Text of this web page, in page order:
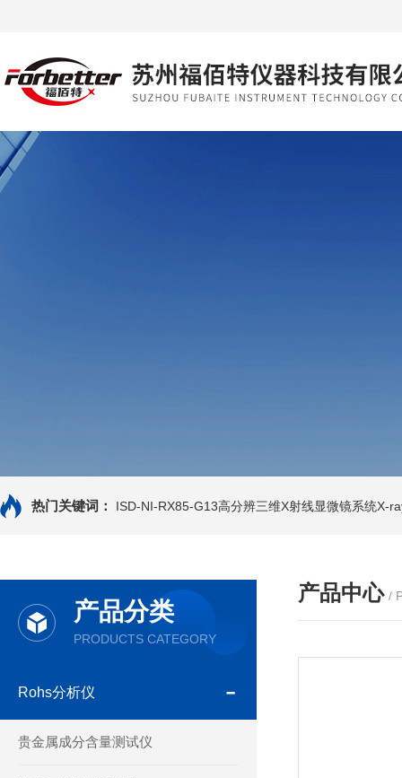
热门关键词： ISD-NI-RX85-G13高分辨三维X射线显微镜系统X-
产品分类
PRODUCTS CATEGORY
Rohs分析仪
贵金属成分含量测试仪
产品中心 /